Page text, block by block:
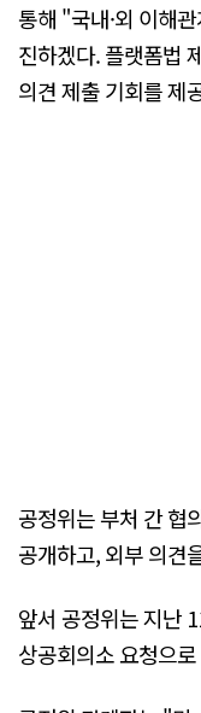
통해 "국내·외 이해
진하겠다. 플랫폼법
의견 제출 기회를 제
공정위는 부처 간 협
공개하고, 외부 의견
앞서 공정위는 지난
상공회의소 요청으